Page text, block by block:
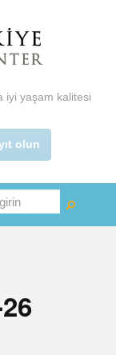
iyi yaşam kalitesi
olun
Ara